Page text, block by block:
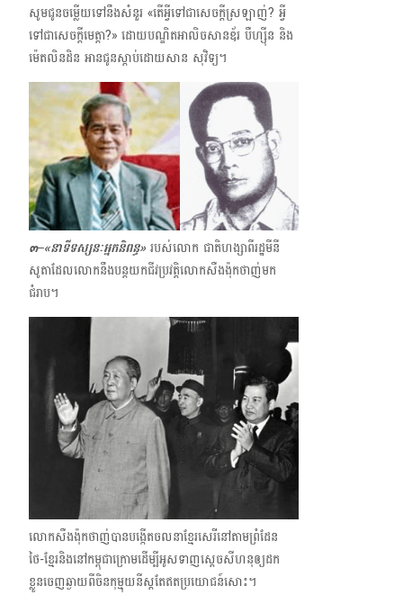
សូមជូនចម្លើយទៅនឹងសំនួរ​ «តើអ្វីទៅជាសេចក្ដីស្រឡាញ់? អ្វី
ទៅជាសេចក្ដីមេត្តា?» ដោយបណ្ឌិតអាលិចសានឌ័រ បឺហ្សុីន និង
ម៉េតលិនដិន អានជូនស្ដាប់ដោយសាន សុវិទ្យ។
๓–«នាទីទស្សនៈអ្នកនិពន្ធ» របស់លោក ជាតិហង្សាពីរដ្ឋមីនី
សូតាដែលលោកនឹងបន្តយកជីវប្រវត្តិលោកសឺងង៉ុកថាញ់មក
ជំរាប​។
លោកសឺងង៉ុកថាញ់បានបង្កើតចលនាខ្មែរសេរីនៅតាមព្រំដែន
ថៃ-ខ្មែរ​និងនៅកម្ពុជាក្រោមដើម្បីអូសទាញស្ដេចសីហនុឲ្យដក
ខ្លួនចេញឆ្ងាយពីចិនកុម្មុយនីស្ត​តែឥតប្រយោជន៍សោះ។